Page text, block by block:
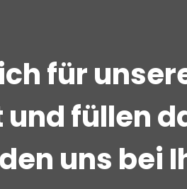
für
und füllen
uns bei